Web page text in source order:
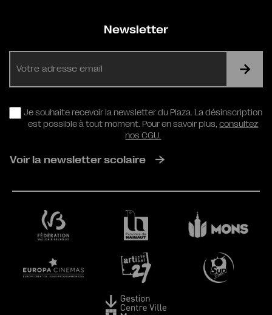
Newsletter
RGPD
Je souhaite recevoir la newsletter du Plaza. La désinscription
est possible à tout moment. Pour en savoir plus,consultez
nos CGU.
Voir la newsletter scolaire